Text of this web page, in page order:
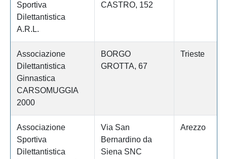
Sportiva
Dilettantistica
A.R.L.
CASTRO, 152
Associazione
Dilettantistica
Ginnastica
CARSOMUGGIA
2000
BORGO
GROTTA, 67
Trieste
Associazione
Sportiva
Dilettantistica
Via San
Bernardino da
Siena SNC
Arezzo